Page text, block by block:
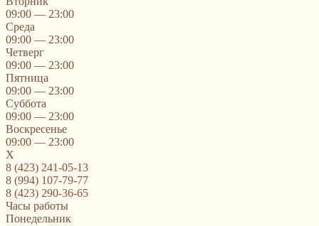
09:00 — 23:00
Среда
09:00 — 23:00
Четверг
09:00 — 23:00
Пятница
09:00 — 23:00
Суббота
09:00 — 23:00
Воскресенье
09:00 — 23:00
X
8 (423) 241-05-13
8 (994) 107-79-77
8 (423) 290-36-65
Часы работы
Понедельник